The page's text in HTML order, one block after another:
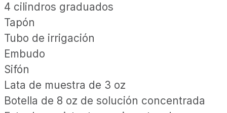
4 cilindros graduados
Tapón
Tubo de irrigación
Embudo
Sifón
Lata de muestra de 3 oz
Botella de 8 oz de solución concentrada